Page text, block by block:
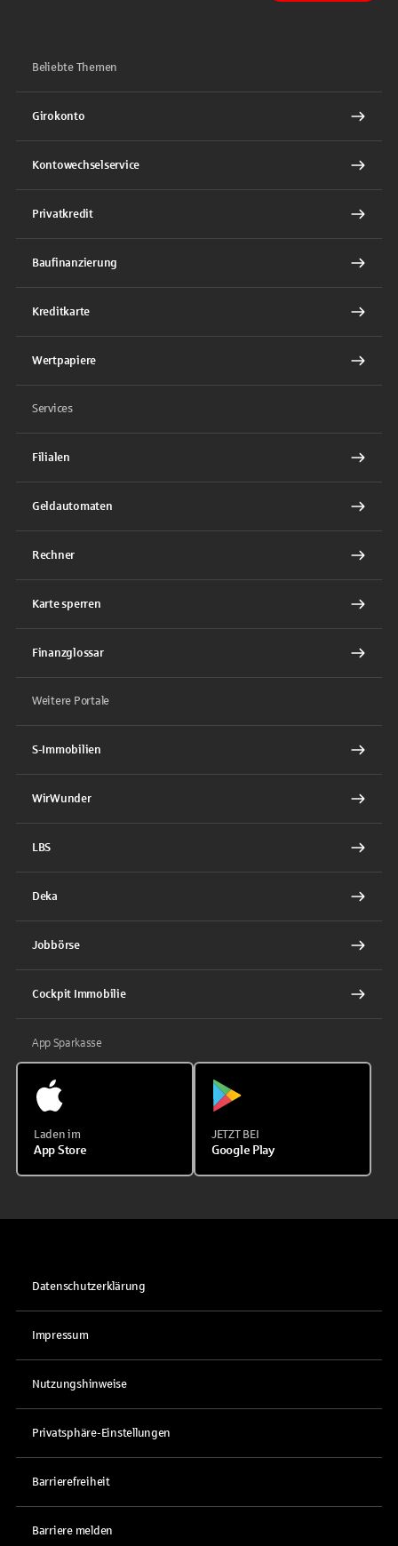
Beliebte Themen
Girokonto
Kontowechselservice
Privatkredit
Baufinanzierung
Kreditkarte
Wertpapiere
Services
Filialen
Geldautomaten
Rechner
Karte sperren
Finanzglossar
Weitere Portale
S-Immobilien
WirWunder
LBS
Deka
Jobbörse
Cockpit Immobilie
App Sparkasse
Laden im
App Store
JETZT BEI
Google Play
Datenschutzerklärung
Impressum
Nutzungshinweise
Privatsphäre-Einstellungen
Barrierefreiheit
Barriere melden